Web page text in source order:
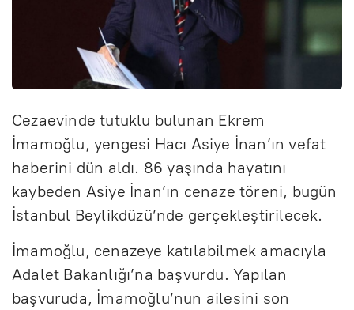
Cezaevinde tutuklu bulunan Ekrem
İmamoğlu, yengesi Hacı Asiye İnan’ın vefat
haberini dün aldı. 86 yaşında hayatını
kaybeden Asiye İnan’ın cenaze töreni, bugün
İstanbul Beylikdüzü’nde gerçekleştirilecek.
İmamoğlu, cenazeye katılabilmek amacıyla
Adalet Bakanlığı’na başvurdu. Yapılan
başvuruda, İmamoğlu’nun ailesini son